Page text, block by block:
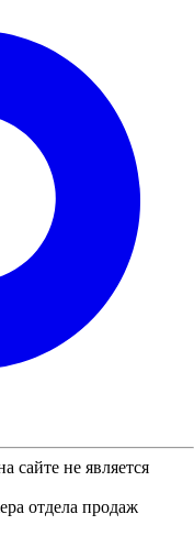
сайте не является
отдела продаж